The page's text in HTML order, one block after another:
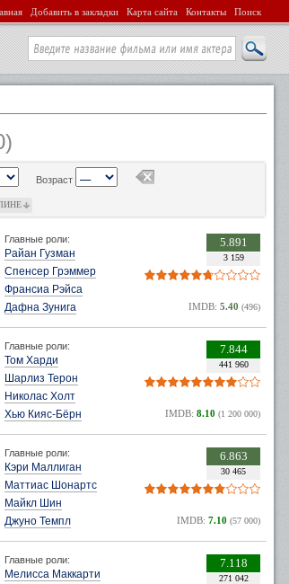
Добавить в закладки Карта сайта Контакты Поиск
Возраст
Главные роли:
Райан Гузман
Спенсер Грэммер
Франсиа Рэйса
Дафна Зунига
5.891
3 159
IMDB: 5.40 (496)
Главные роли:
Том Харди
Шарлиз Терон
Николас Холт
Хью Кияс-Бёрн
7.844
441 960
IMDB: 8.10 (1 200 000)
Главные роли:
Кэри Маллиган
Маттиас Шонартс
Майкл Шин
Джуно Темпл
6.863
30 465
IMDB: 7.10 (57 000)
Главные роли:
Мелисса Маккарти
7.118
271 042